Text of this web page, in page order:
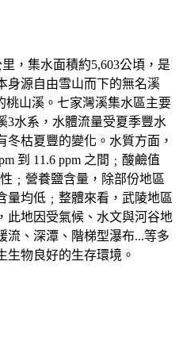
，集水面積約5,603公頃，是
身源自由雪山而下的無名溪
桃山溪。七家灣溪集水區主要
3水系，水體流量受夏季豐水
枯夏豐的變化。水質方面，
到 11.6 ppm 之間﹔酸鹼值
﹔營養鹽含量，除部份地區
量均低﹔整體來看，武陵地區
此地因受氣候、水文與河谷地
流、深潭、階梯型瀑布...等多
生物良好的生存環境。